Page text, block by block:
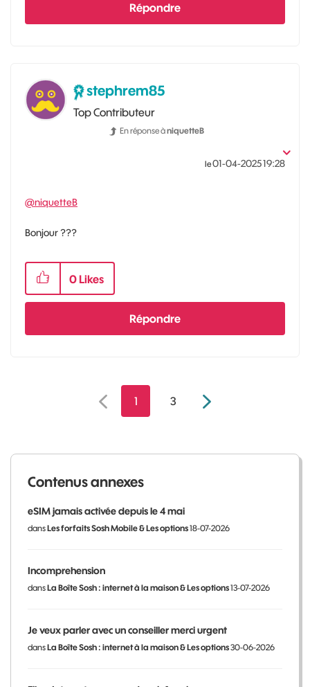
Répondre
stephrem85
Top Contributeur
En réponse àniquetteB
le‎01-04-202519:28
@niquetteB
Bonjour ???
0 Likes
Répondre
1 3
Contenus annexes
eSIM jamais activée depuis le 4 mai
dansLes forfaits Sosh Mobile & Les options18-07-2026
Incomprehension
dansLa Boîte Sosh : internet à la maison & Les options13-07-2026
Je veux parler avec un conseiller merci urgent
dansLa Boîte Sosh : internet à la maison & Les options30-06-2026